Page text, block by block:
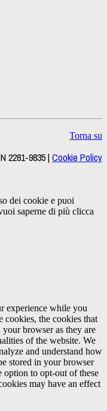
Torna su
2281-9835 | Cookie Policy
dei cookie e puoi
saperne di più clicca
experience while you
cookies, the cookies that
your browser as they are
of the website. We
and understand how
stored in your browser
option to opt-out of these
may have an effect